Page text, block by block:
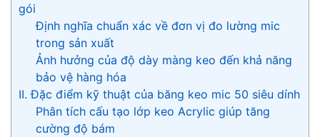
gói
Định nghĩa chuẩn xác về đơn vị đo lường mic
trong sản xuất
Ảnh hưởng của độ dày màng keo đến khả năng
bảo vệ hàng hóa
II. Đặc điểm kỹ thuật của băng keo mic 50 siêu dính
Phân tích cấu tạo lớp keo Acrylic giúp tăng
cường độ bám